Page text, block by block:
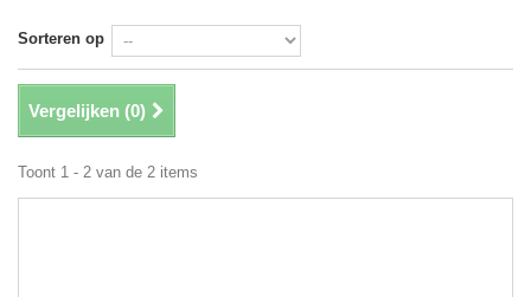
Sorteren op
Vergelijken (0)
Toont 1 - 2 van de 2 items